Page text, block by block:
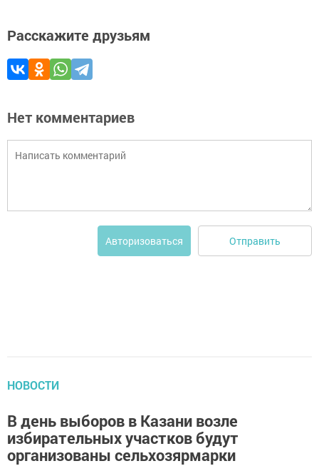
Расскажите друзьям
Нет комментариев
Авторизоваться Отправить
НОВОСТИ
В день выборов в Казани возле
избирательных участков будут
организованы сельхозярмарки